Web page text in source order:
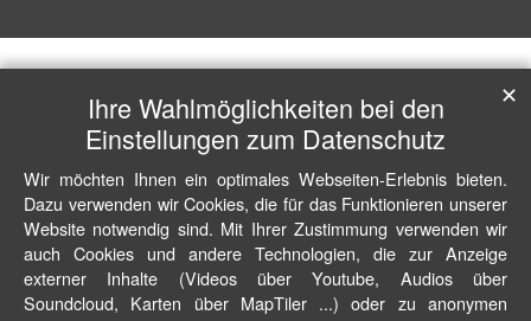
Ihre Wahlmöglichkeiten bei den
Einstellungen zum Datenschutz
Wir möchten Ihnen ein optimales Webseiten-Erlebnis bieten.
Dazu verwenden wir Cookies, die für das Funktionieren unserer
Website notwendig sind. Mit Ihrer Zustimmung verwenden wir
auch Cookies und andere Technologien, die zur Anzeige
externer Inhalte (Videos über Youtube, Audios über
Soundcloud, Karten über MapTiler ...) oder zu anonymen
✕